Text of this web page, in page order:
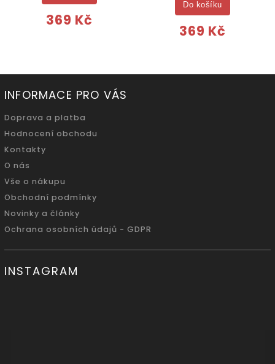
369 Kč
369 Kč
Do košíku
INFORMACE PRO VÁS
Doprava a platba
Hodnocení obchodu
Kontakty
O nás
Vše o nákupu
Obchodní podmínky
Novinky a články
Ochrana osobních údajů - GDPR
INSTAGRAM